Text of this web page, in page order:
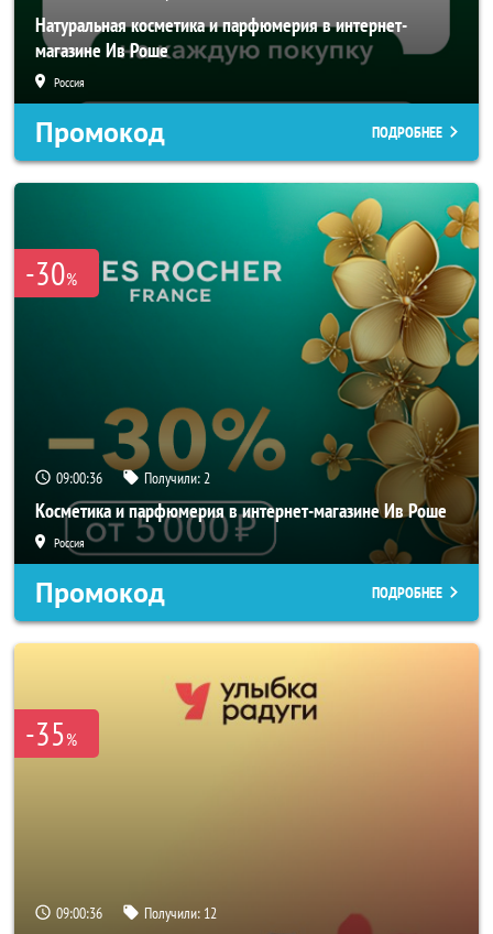
Натуральная косметика и парфюмерия в интернет-
магазине Ив Роше
Россия
Промокод ПОДРОБНЕЕ
-30%
09:00:33 Получили:2
Косметика и парфюмерия в интернет-магазине Ив Роше
Россия
Промокод ПОДРОБНЕЕ
-35%
09:00:33 Получили: 12